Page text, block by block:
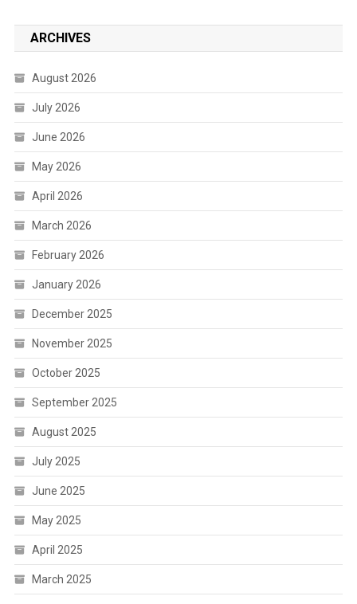
ARCHIVES
August 2026
July 2026
June 2026
May 2026
April 2026
March 2026
February 2026
January 2026
December 2025
November 2025
October 2025
September 2025
August 2025
July 2025
June 2025
May 2025
April 2025
March 2025